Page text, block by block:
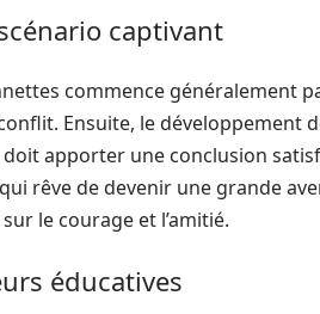
captivant
commence généralement
Ensuite, le développement
apporter une conclusion
rêve de devenir une grande
le courage et l’amitié.
éducatives